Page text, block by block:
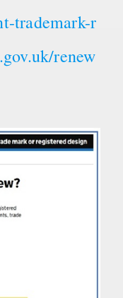
trademark-r
renew